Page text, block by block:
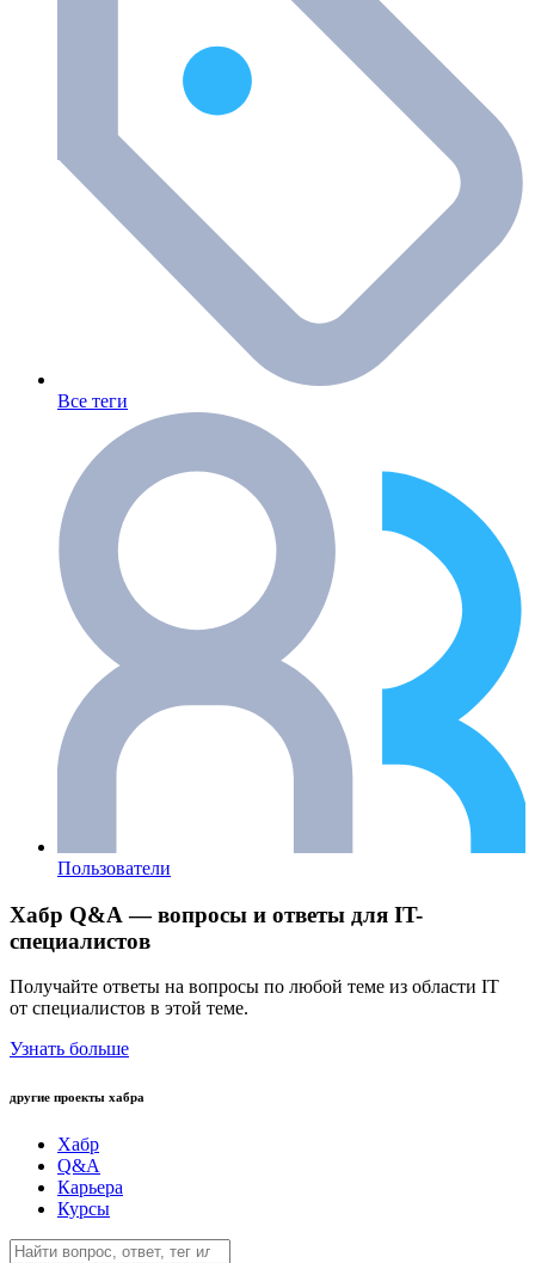
Все теги
Пользователи
Хабр Q&A — вопросы и ответы для IT-
специалистов
Получайте ответы на вопросы по любой теме из области IT
от специалистов в этой теме.
Узнать больше
другие проекты хабра
Хабр
Q&A
Карьера
Курсы